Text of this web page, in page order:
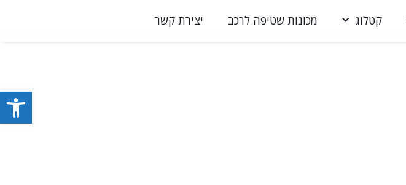
פתח
קטלוג מכונות שטיפה לרכב יצירת קשר